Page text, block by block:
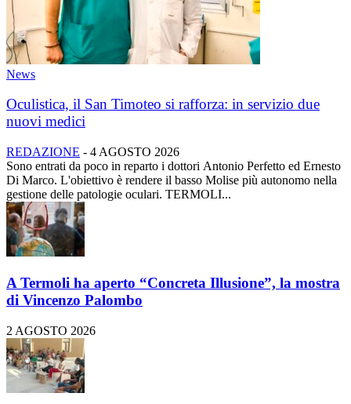
News
Oculistica, il San Timoteo si rafforza: in servizio due
nuovi medici
REDAZIONE - 4 AGOSTO 2026
Sono entrati da poco in reparto i dottori Antonio Perfetto ed Ernesto
Di Marco. L'obiettivo è rendere il basso Molise più autonomo nella
gestione delle patologie oculari. TERMOLI...
A Termoli ha aperto “Concreta Illusione”, la mostra
di Vincenzo Palombo
2 AGOSTO 2026